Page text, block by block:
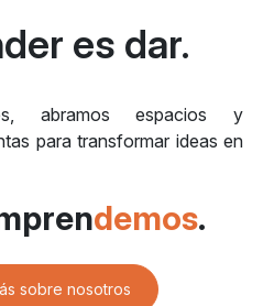
es dar.
abramos espacios y
para transformar ideas en
demos.
sobre nosotros